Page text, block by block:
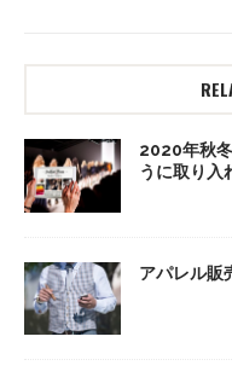
2020年秋
うに取り入
アパレル販